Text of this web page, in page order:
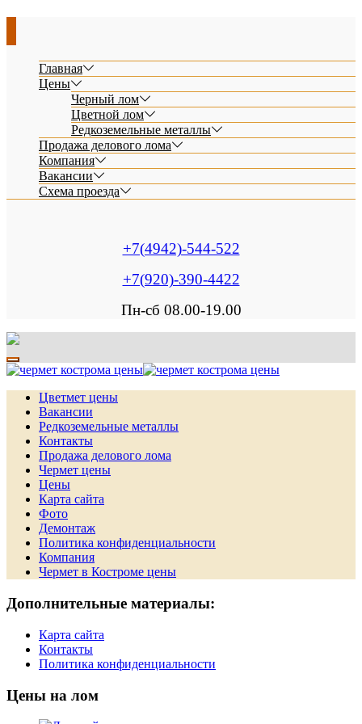
Главная
Цены
Черный лом
Цветной лом
Редкоземельные металлы
Продажа делового лома
Компания
Вакансии
Схема проезда
+7(4942)-544-522
+7(920)-390-4422
Пн-сб 08.00-19.00
Цветмет цены
Вакансии
Редкоземельные металлы
Контакты
Продажа делового лома
Чермет цены
Цены
Карта сайта
Фото
Демонтаж
Политика конфиденциальности
Компания
Чермет в Костроме цены
Дополнительные материалы:
Карта сайта
Контакты
Политика конфиденциальности
Цены на лом